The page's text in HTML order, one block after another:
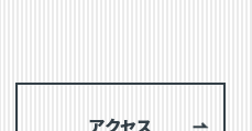
アクセス